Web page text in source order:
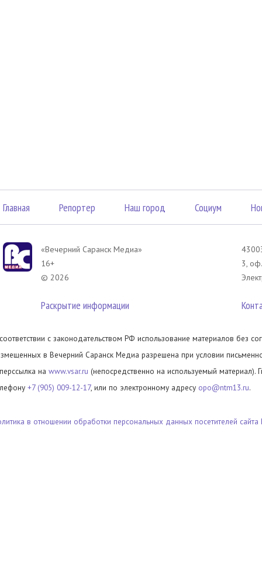
Главная Репортер Наш город Социум
«Вечерний Саранск Mедиа»
16+
© 2026
Раскрытие информации
3,
с законодательством РФ использование материалов без
в Вечерний Саранск Медиа разрешена при условии
на www.vsar.ru (непосредственно на используемый материал).
+7 (905) 009-12-17, или по электронному адресу opo@ntm13.ru.
в отношении обработки персональных данных посетителей